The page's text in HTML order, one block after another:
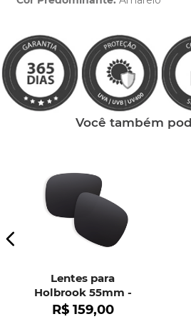
Você também
Lentes para
Holbrook 55mm -
OO9102
R$ 159,00